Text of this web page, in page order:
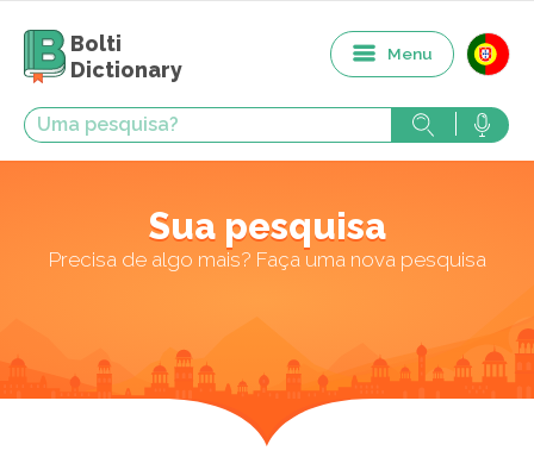
Bolti
Dictionary
Menu
Sua pesquisa
Precisa de algo mais? Faça uma nova pesquisa